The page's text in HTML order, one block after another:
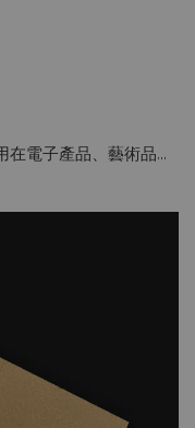
在電子產品、藝術品…